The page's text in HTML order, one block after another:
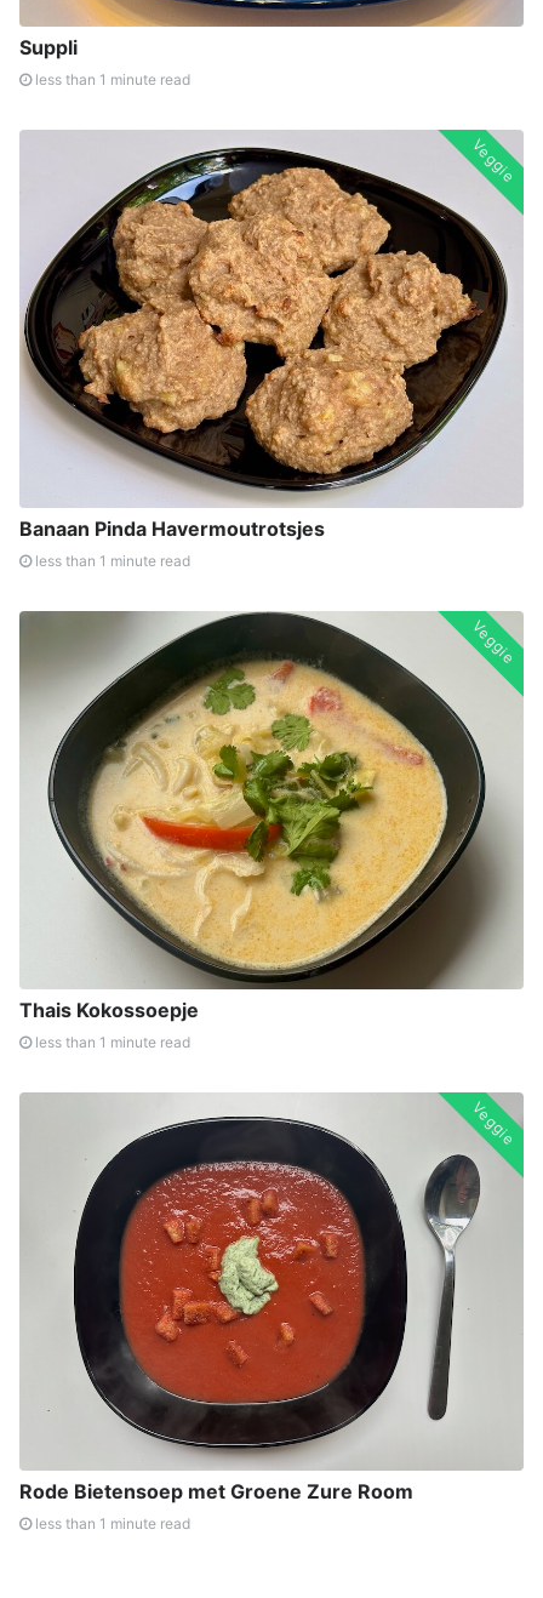
Suppli
less than 1 minute read
Veggie
Banaan Pinda Havermoutrotsjes
less than 1 minute read
Veggie
Thais Kokossoepje
less than 1 minute read
Veggie
Rode Bietensoep met Groene Zure Room
less than 1 minute read